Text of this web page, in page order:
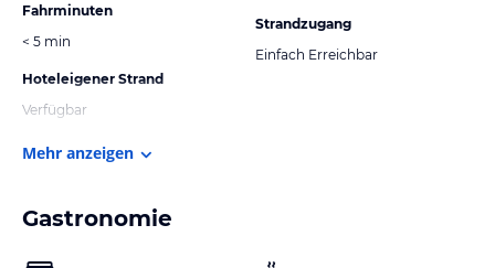
Fahrminuten
< 5 min
Hoteleigener Strand
Verfügbar
Strandzugang
Einfach Erreichbar
Mehr anzeigen
Gastronomie